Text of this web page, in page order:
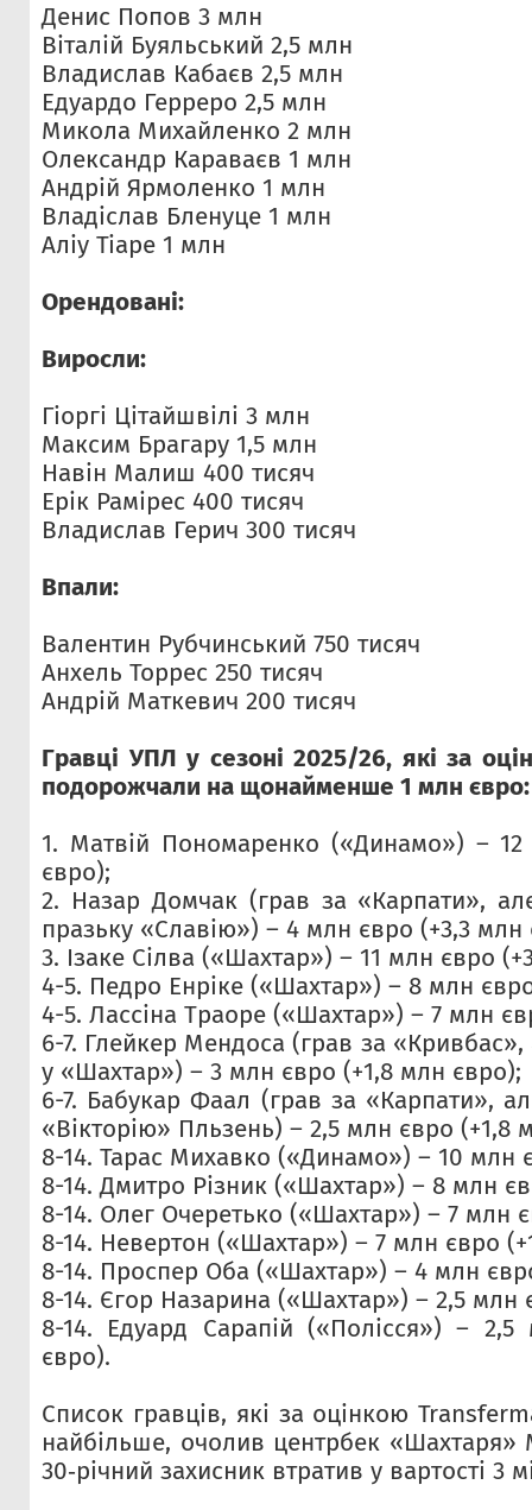
Денис Попов 3 млн
Віталій Буяльський 2,5 млн
Владислав Кабаєв 2,5 млн
Едуардо Герреро 2,5 млн
Микола Михайленко 2 млн
Олександр Караваєв 1 млн
Андрій Ярмоленко 1 млн
Владіслав Бленуце 1 млн
Аліу Тіаре 1 млн
Орендовані:
Виросли:
Гіоргі Цітайшвілі 3 млн
Максим Брагару 1,5 млн
Навін Малиш 400 тисяч
Ерік Рамірес 400 тисяч
Владислав Герич 300 тисяч
Впали:
Валентин Рубчинський 750 тисяч
Анхель Торрес 250 тисяч
Андрій Маткевич 200 тисяч
Гравці УПЛ у сезоні 2025/26, які за
подорожчали на щонайменше 1 млн євро:
1. Матвій Пономаренко («Динамо») –
євро);
2. Назар Домчак (грав за «Карпати»,
празьку «Славію») – 4 млн євро (+3,3 млн
3. Ізаке Сілва («Шахтар») – 11 млн євро
4-5. Педро Енріке («Шахтар») – 8 млн
4-5. Лассіна Траоре («Шахтар») – 7 млн
6-7. Глейкер Мендоса (грав за
у «Шахтар») – 3 млн євро (+1,8 млн євро);
6-7. Бабукар Фаал (грав за «Карпати»,
«Вікторію» Пльзень) – 2,5 млн євро (+1,8
8-14. Тарас Михавко («Динамо») – 10 млн
8-14. Дмитро Різник («Шахтар») – 8 млн
8-14. Олег Очеретько («Шахтар») – 7 млн
8-14. Невертон («Шахтар») – 7 млн євро
8-14. Проспер Оба («Шахтар») – 4 млн
8-14. Єгор Назарина («Шахтар») – 2,5 млн
8-14. Едуард Сарапій («Полісся») –
євро).
Список гравців, які за оцінкою
найбільше, очолив центрбек «Шахтаря»
30‑річний захисник втратив у вартості 3